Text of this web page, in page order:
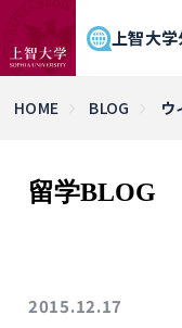
上智大
HOME BLOG ウ
留学BLOG
2015.12.17